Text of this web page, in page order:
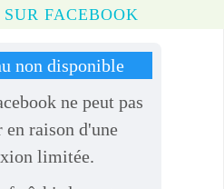
FACEBOOK
non disponible
ne peut pas
raison d'une
limitée.